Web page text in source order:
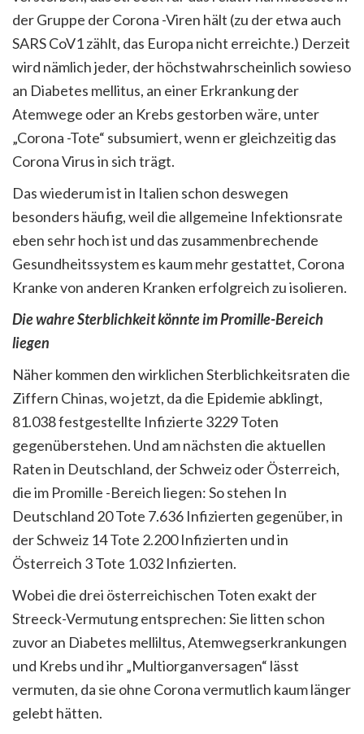
der Gruppe der Corona -Viren hält (zu der etwa auch
SARS CoV1 zählt, das Europa nicht erreichte.) Derzeit
wird nämlich jeder, der höchstwahrscheinlich sowieso
an Diabetes mellitus, an einer Erkrankung der
Atemwege oder an Krebs gestorben wäre, unter
„Corona -Tote“ subsumiert, wenn er gleichzeitig das
Corona Virus in sich trägt.
Das wiederum ist in Italien schon deswegen
besonders häufig, weil die allgemeine Infektionsrate
eben sehr hoch ist und das zusammenbrechende
Gesundheitssystem es kaum mehr gestattet, Corona
Kranke von anderen Kranken erfolgreich zu isolieren.
Die wahre Sterblichkeit könnte im Promille-Bereich
liegen
Näher kommen den wirklichen Sterblichkeitsraten die
Ziffern Chinas, wo jetzt, da die Epidemie abklingt,
81.038 festgestellte Infizierte 3229 Toten
gegenüberstehen. Und am nächsten die aktuellen
Raten in Deutschland, der Schweiz oder Österreich,
die im Promille -Bereich liegen: So stehen In
Deutschland 20 Tote 7.636 Infizierten gegenüber, in
der Schweiz 14 Tote 2.200 Infizierten und in
Österreich 3 Tote 1.032 Infizierten.
Wobei die drei österreichischen Toten exakt der
Streeck-Vermutung entsprechen: Sie litten schon
zuvor an Diabetes melliltus, Atemwegserkrankungen
und Krebs und ihr „Multiorganversagen“ lässt
vermuten, da sie ohne Corona vermutlich kaum länger
gelebt hätten.